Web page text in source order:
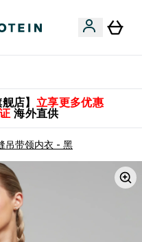
店】 立享更多优惠
海外直供
吊带领内衣 - 黑